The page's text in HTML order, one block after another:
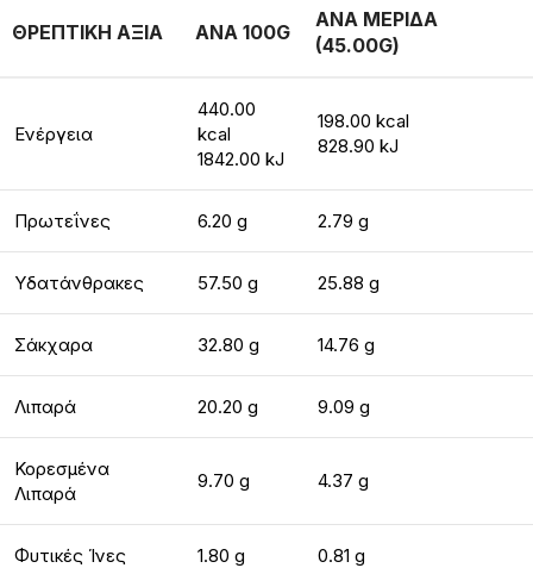
ΘΡΕΠΤΙΚΗ ΑΞΙΑ ΑΝΑ 100G
ΑΝΑ ΜΕΡΙΔΑ
(45.00G)
Ενέργεια
440.00
kcal
1842.00 kJ
198.00 kcal
828.90 kJ
Πρωτεΐνες 6.20 g 2.79 g
Υδατάνθρακες 57.50 g 25.88 g
Σάκχαρα 32.80 g 14.76 g
Λιπαρά 20.20 g 9.09 g
Κορεσμένα
Λιπαρά
9.70 g 4.37 g
Φυτικές Ίνες 1.80 g 0.81 g